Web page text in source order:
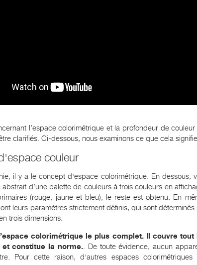
l’espace colorimétrique et la profondeur de
clarifiés. Ci-dessous, nous examinons ce que cela
couleur
il y a le concept d'espace colorimétrique. En dessous,
abstrait d’une palette de couleurs à trois couleurs en
(rouge, jaune et bleu), le reste est obtenu. En
leurs paramètres strictement définis, qui sont
trois dimensions.
colorimétrique le plus complet. Il couvre
constitue la norme.. De toute évidence, aucun
Pour cette raison, d'autres espaces